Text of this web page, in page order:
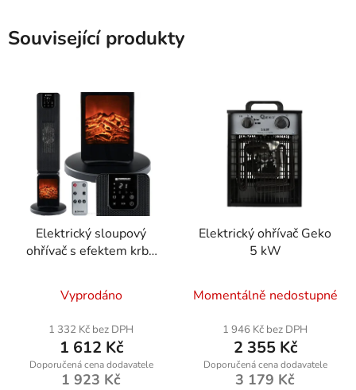
Související produkty
Elektrický sloupový
ohřívač s efektem krbu
Vyprodáno
1 332 Kč bez DPH
1 612 Kč
1 923 Kč
Elektrický ohřívač Geko
5 kW
Momentálně nedostupné
1 946 Kč bez DPH
2 355 Kč
3 179 Kč